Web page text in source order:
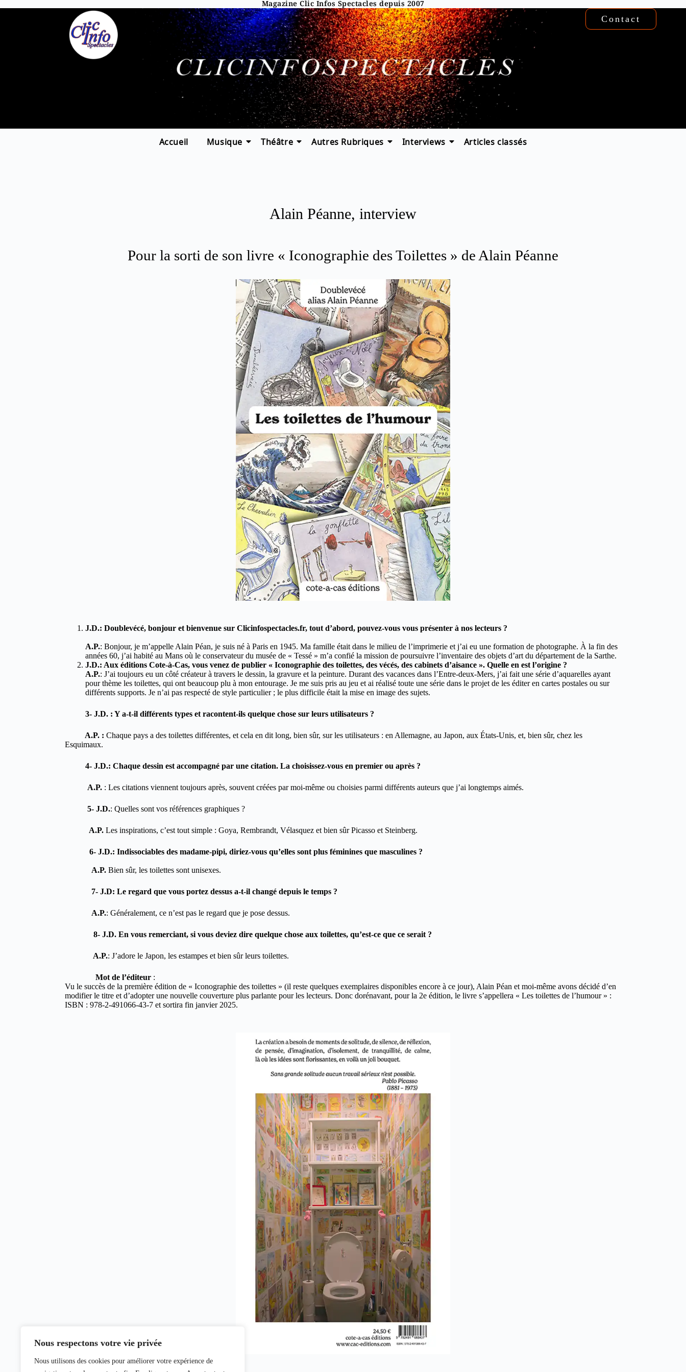
Nous respectons votre vie privée
Nous utilisons des cookies pour améliorer votre expérience de
Magazine Clic Infos Spectacles depuis 2007
Contact
Accueil Musique Théâtre Autres Rubriques Interviews Articles classés
Alain Péanne, interview
Pour la sorti de son livre « Iconographie des Toilettes » de Alain Péanne
J.D.: Doublevécé, bonjour et bienvenue sur Clicinfospectacles.fr, tout d’abord, pouvez-vous vous présenter à nos lecteurs ?
A.P.: Bonjour, je m’appelle Alain Péan, je suis né à Paris en 1945. Ma famille était dans le milieu de l’imprimerie et j’ai eu une formation de photographe. À la fin des
années 60, j’ai habité au Mans où le conservateur du musée de « Tessé » m’a confié la mission de poursuivre l’inventaire des objets d’art du département de la Sarthe.
J.D.: Aux éditions Cote-à-Cas, vous venez de publier « Iconographie des toilettes, des vécés, des cabinets d’aisance ». Quelle en est l’origine ?
A.P.: J’ai toujours eu un côté créateur à travers le dessin, la gravure et la peinture. Durant des vacances dans l’Entre-deux-Mers, j’ai fait une série d’aquarelles ayant
pour thème les toilettes, qui ont beaucoup plu à mon entourage. Je me suis pris au jeu et ai réalisé toute une série dans le projet de les éditer en cartes postales ou sur
différents supports. Je n’ai pas respecté de style particulier ; le plus difficile était la mise en image des sujets.
3- J.D. : Y a-t-il différents types et racontent-ils quelque chose sur leurs utilisateurs ?
A.P. : Chaque pays a des toilettes différentes, et cela en dit long, bien sûr, sur les utilisateurs : en Allemagne, au Japon, aux États-Unis, et, bien sûr, chez les
Esquimaux.
4- J.D.: Chaque dessin est accompagné par une citation. La choisissez-vous en premier ou après ?
A.P. : Les citations viennent toujours après, souvent créées par moi-même ou choisies parmi différents auteurs que j’ai longtemps aimés.
5- J.D.: Quelles sont vos références graphiques ?
A.P. Les inspirations, c’est tout simple : Goya, Rembrandt, Vélasquez et bien sûr Picasso et Steinberg.
6- J.D.: Indissociables des madame-pipi, diriez-vous qu’elles sont plus féminines que masculines ?
A.P. Bien sûr, les toilettes sont unisexes.
7- J.D: Le regard que vous portez dessus a-t-il changé depuis le temps ?
A.P.: Généralement, ce n’est pas le regard que je pose dessus.
8- J.D. En vous remerciant, si vous deviez dire quelque chose aux toilettes, qu’est-ce que ce serait ?
A.P.: J’adore le Japon, les estampes et bien sûr leurs toilettes.
Mot de l’éditeur :
Vu le succès de la première édition de « Iconographie des toilettes » (il reste quelques exemplaires disponibles encore à ce jour), Alain Péan et moi-même avons décidé d’en
modifier le titre et d’adopter une nouvelle couverture plus parlante pour les lecteurs. Donc dorénavant, pour la 2e édition, le livre s’appellera « Les toilettes de l’humour » :
ISBN : 978-2-491066-43-7 et sortira fin janvier 2025.